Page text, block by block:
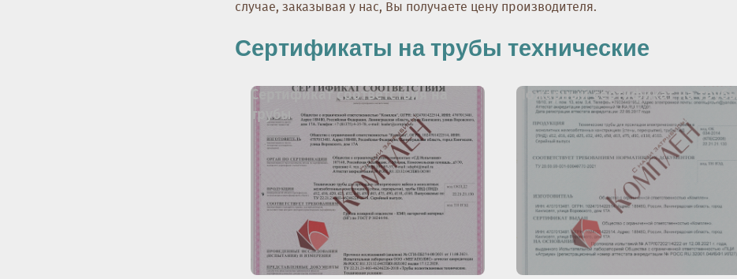
случае, заказывая у нас, Вы получаете цену производителя.
Сертификаты на трубы технические
Сертификат соответствия на
трубы
Пожарный сертификат на трубы